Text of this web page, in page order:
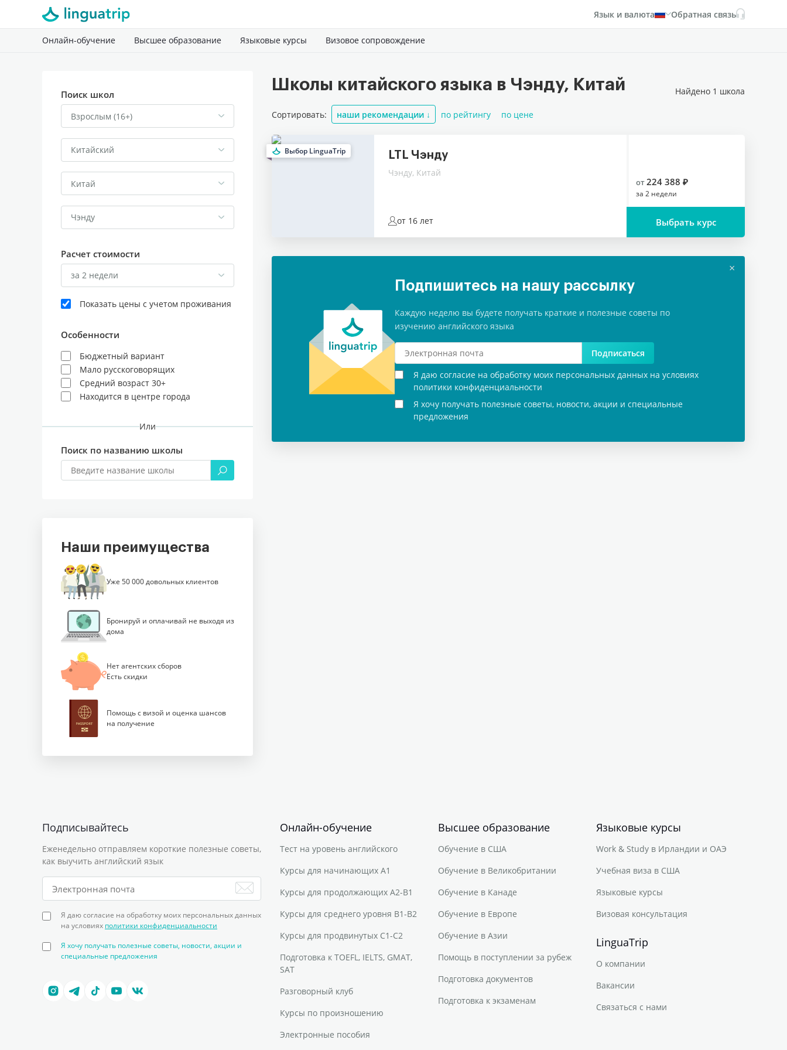
Язык и валюта Обратная связь
Онлайн-обучение Высшее образование Языковые курсы Визовое сопровождение
Школы китайского языка в Чэнду, Китай Найдено 1 школа
Поиск школ
Взрослым (16+)
Китайский
Китай
Чэнду
Расчет стоимости
за 2 недели
Показать цены с учетом проживания
Особенности
Бюджетный вариант
Мало русскоговорящих
Средний возраст 30+
Находится в центре города
Или
Поиск по названию школы
Наши преимущества
Уже 50 000 довольных клиентов
Бронируй и оплачивай не выходя из
дома
Нет агентских сборов
Есть скидки
Помощь с визой и оценка шансов
на получение
Сортировать: наши рекомендации ↓ по рейтингу по цене
Выбор LinguaTrip LTL Чэнду
Чэнду, Китай
от 16 лет
от224 388 ₽
за 2 недели
Выбрать курс
×
Подпишитесь на нашу рассылку
Каждую неделю вы будете получать краткие и полезные советы по
изучению английского языка
Подписаться
Я даю согласие на обработку моих персональных данных на условиях
политики конфиденциальности
Я хочу получать полезные советы, новости, акции и специальные
предложения
Подписывайтесь
Еженедельно отправляем короткие полезные советы,
как выучить английский язык
Я даю согласие на обработку моих персональных данных
на условиях политики конфиденциальности
Я хочу получать полезные советы, новости, акции и
специальные предложения
Онлайн-обучение
Тест на уровень английского
Курсы для начинающих A1
Курсы для продолжающих A2-B1
Курсы для среднего уровня B1-B2
Курсы для продвинутых C1-C2
Подготовка к TOEFL, IELTS, GMAT,
SAT
Разговорный клуб
Курсы по произношению
Электронные пособия
Высшее образование
Обучение в США
Обучение в Великобритании
Обучение в Канаде
Обучение в Европе
Обучение в Азии
Помощь в поступлении за рубеж
Подготовка документов
Подготовка к экзаменам
Языковые курсы
Work & Study в Ирландии и ОАЭ
Учебная виза в США
Языковые курсы
Визовая консультация
LinguaTrip
О компании
Вакансии
Связаться с нами